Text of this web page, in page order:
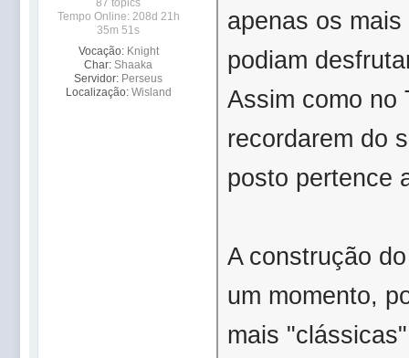
87 topics
Tempo Online: 208d 21h
35m 51s
Vocação: Knight
Char: Shaaka
Servidor: Perseus
Localização: Wisland
apenas os
podiam
Assim como no
recordarem do
posto pertence
A construção
um momento,
mais